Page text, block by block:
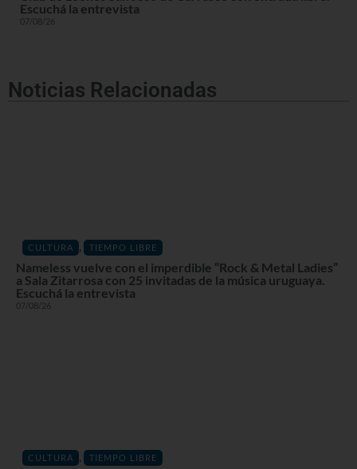
Escuchá la entrevista
07/08/26
Noticias Relacionadas
CULTURA , TIEMPO LIBRE
Nameless vuelve con el imperdible “Rock & Metal Ladies”
a Sala Zitarrosa con 25 invitadas de la música uruguaya.
Escuchá la entrevista
07/08/26
CULTURA , TIEMPO LIBRE